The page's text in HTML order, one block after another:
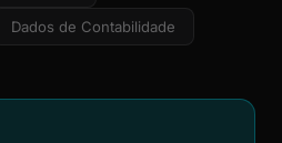
Dados de Contabilidade